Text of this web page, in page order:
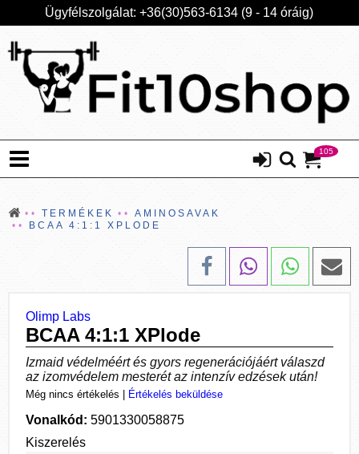
Ügyfélszolgálat: +36(30)563-6134 (9 - 14 óráig)
105
TERMÉKEK
AMINOSAVAK
BCAA 4:1:1 XPLODE
Olimp Labs
BCAA 4:1:1 XPlode
Izmaid védelméért és gyors regenerációjáért válaszd
az izomvédelem mesterét az intenzív edzések után!
Még nincs értékelés Értékelés beküldése
Vonalkód: 5901330058875
Kiszerelés